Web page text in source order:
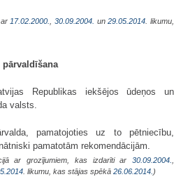
17.02.2000. ,30.09.2004. un29.05.2014 . likumu,
Republikas iekšējos ūdeņos un
valsts.
pamatojoties uz to pētniecību,
pamatotām rekomendācijām.
ar grozījumiem, kas izdarīti ar 30.09.2004.
. likumu, kas stājas spēkā 26.06.2014. )